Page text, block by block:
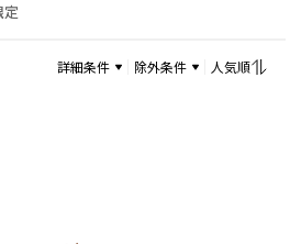
定
詳細条件 除外条件 人気順